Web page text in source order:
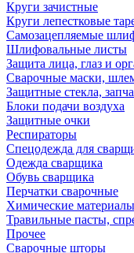
Круги зачистные
Круги лепестковые
Самозацепляемые
Шлифовальные листы
Защита лица, глаз и
Сварочные маски,
Защитные стекла,
Блоки подачи воздуха
Защитные очки
Респираторы
Спецодежда для
Одежда сварщика
Обувь сварщика
Перчатки сварочные
Химические
Травильные пасты,
Прочее
Сварочные шторы